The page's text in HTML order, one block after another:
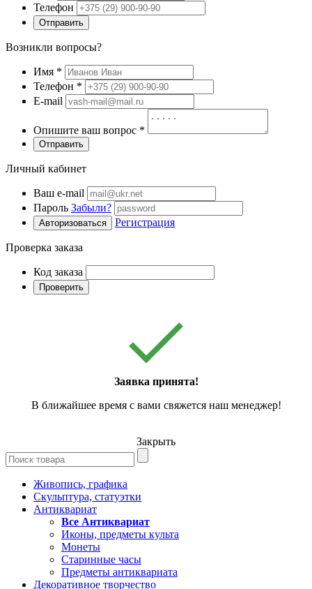
Телефон
Отправить
Возникли вопросы?
Имя *
Телефон *
E-mail
Опишите ваш вопрос *
Отправить
Личный кабинет
Ваш e-mail
Пароль Забыли?
Авторизоваться Регистрация
Проверка заказа
Код заказа
Проверить
Заявка принята!
В ближайшее время с вами свяжется наш менеджер!
Закрыть
Живопись, графика
Скульптура, статуэтки
Антиквариат
Все Антиквариат
Иконы, предметы культа
Монеты
Старинные часы
Предметы антиквариата
Декоративное творчество